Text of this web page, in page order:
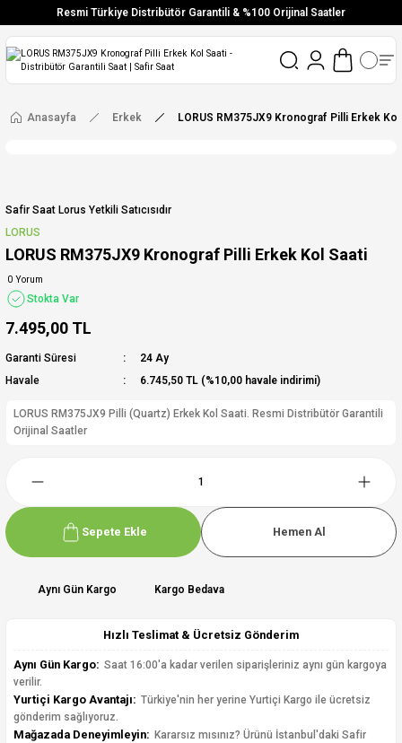
Resmi Türkiye Distribütör Garantili & %100 Orijinal Saatler
Vade Farksız 6 Taksit
Aynı Gün Stoktan Gönderim
Ücretsiz Kargo
Anasayfa Erkek LORUS RM375JX9 Kronograf Pilli Erkek Kol
Safir Saat Lorus Yetkili Satıcısıdır
LORUS
LORUS RM375JX9 Kronograf Pilli Erkek Kol Saati
0 Yorum
Stokta Var
7.495,00 TL
Garanti Süresi
24 Ay
Havale
6.745,50 TL (%10,00 havale indirimi)
LORUS RM375JX9 Pilli (Quartz) Erkek Kol Saati. Resmi Distribütör Garantili
Orijinal Saatler
Sepete Ekle Hemen Al
Aynı Gün Kargo Kargo Bedava
Hızlı Teslimat & Ücretsiz Gönderim
Aynı Gün Kargo: Saat 16:00'a kadar verilen siparişleriniz aynı gün kargoya
verilir.
Yurtiçi Kargo Avantajı: Türkiye'nin her yerine Yurtiçi Kargo ile ücretsiz
gönderim sağlıyoruz.
Mağazada Deneyimleyin: Kararsız mısınız? Ürünü İstanbul'daki Safir